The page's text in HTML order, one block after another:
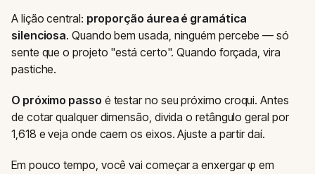
A lição central: proporção áurea é gramática
silenciosa. Quando bem usada, ninguém percebe — só
sente que o projeto "está certo". Quando forçada, vira
pastiche.
O próximo passo é testar no seu próximo croqui. Antes
de cotar qualquer dimensão, divida o retângulo geral por
1,618 e veja onde caem os eixos. Ajuste a partir daí.
Em pouco tempo, você vai começar a enxergar φ em